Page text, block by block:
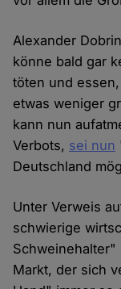
Alexander
könne bald gar
töten und
etwas weniger
kann nun
Verbots, sei nun
Deutschland
Unter Verweis
schwierige
Schweinehalter"
Markt, der sich